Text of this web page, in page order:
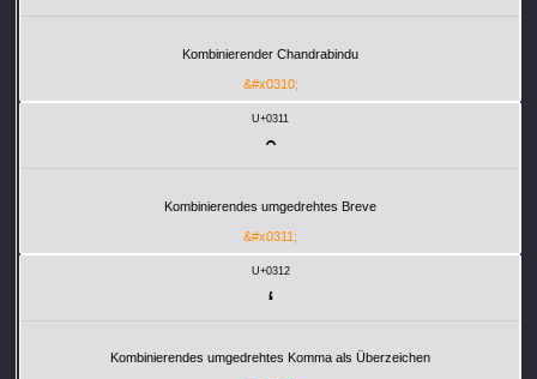
Kombinierender Chandrabindu
&#x0310;
U+0311
Kombinierendes umgedrehtes Breve
&#x0311;
U+0312
Kombinierendes umgedrehtes Komma als Überzeichen